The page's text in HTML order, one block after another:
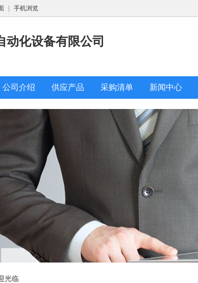
手机浏览
动化设备有限公司
公司介绍 供应产品 采购清单 新闻中心
光临